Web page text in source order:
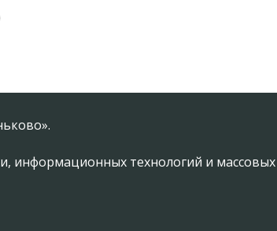
информационных технологий и